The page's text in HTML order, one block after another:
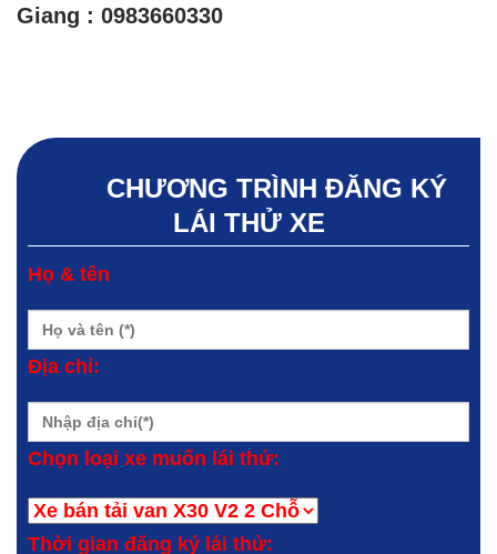
Giang : 0983660330
CHƯƠNG TRÌNH ĐĂNG KÝ
LÁI THỬ XE
Họ & tên
Địa chỉ:
Chọn loại xe muốn lái thử:
Thời gian đăng ký lái thử: